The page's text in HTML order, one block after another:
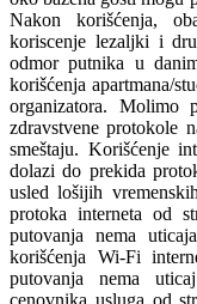
Nakon korišćenja,
koriscenje lezaljki i
odmor putnika u
korišćenja apartmana/
organizatora. Molimo
zdravstvene protokole
smeštaju. Korišćenje
dolazi do prekida
usled lošijih
protoka interneta od
putovanja nema
korišćenja Wi-Fi
putovanja nema